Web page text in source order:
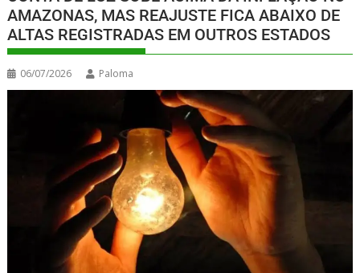
AMAZONAS, MAS REAJUSTE FICA ABAIXO DE
ALTAS REGISTRADAS EM OUTROS ESTADOS
06/07/2026 Paloma